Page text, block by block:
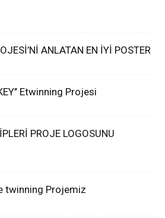
ANLATAN EN İYİ POSTER
Etwinning Projesi
PROJE LOGOSUNU
e twinning Projemiz